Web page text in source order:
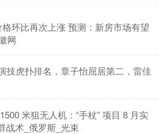
环比再次上涨 预测：新房市场有望
网
技虎扑排名，章子怡屈居第二，雷佳
米狙无人机：“手杖” 项目 8 月实
战术_俄罗斯_光束